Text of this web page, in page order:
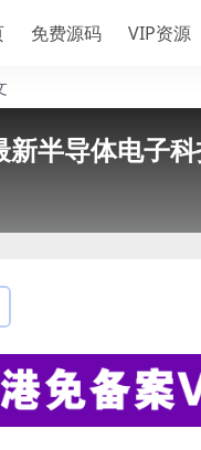
免费源码 VIP资源
新半导体电子